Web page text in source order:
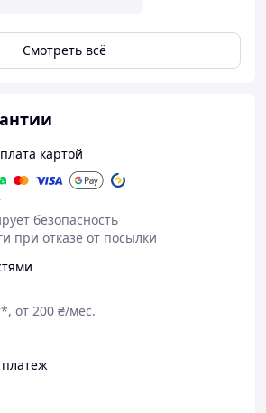
Смотреть всё
картой
безопасность
при отказе от посылки
от 200 ₴/мес.